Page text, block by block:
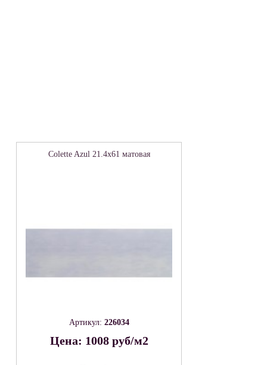
Colette Azul 21.4х61 матовая
Артикул: 226034
Цена: 1008 руб/м2